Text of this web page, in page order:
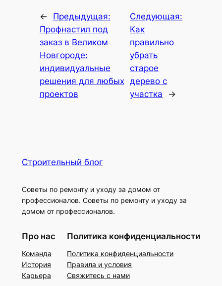
←
Предыдущая:
Профнастил под
заказ в Великом
Новгороде:
индивидуальные
решения для любых
проектов
Следующая:
Как
правильно
убрать
старое
дерево с
участка
→
Строительный блог
Советы по ремонту и уходу за домом от
профессионалов. Советы по ремонту и уходу за
домом от профессионалов.
Про нас
Команда
История
Карьера
Политика конфиденциальности
Политика конфиденциальности
Правила и условия
Свяжитесь с нами